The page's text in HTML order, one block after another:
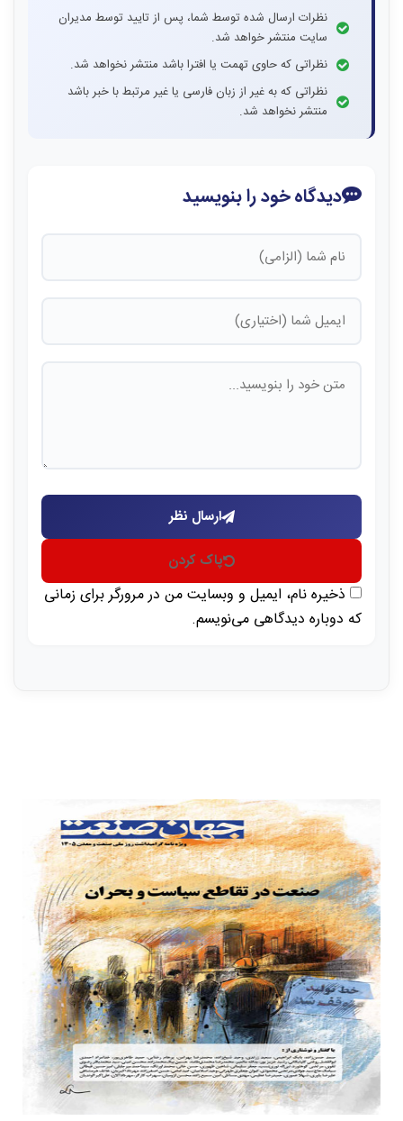
نظرات ارسال شده توسط شما، پس از تایید توسط مدیران
سایت منتشر خواهد شد.
نظراتی که حاوی تهمت یا افترا باشد منتشر نخواهد شد.
نظراتی که به غیر از زبان فارسی یا غیر مرتبط با خبر باشد
منتشر نخواهد شد.
دیدگاه خود را بنویسید
ارسال نظر
پاک کردن
ذخیره نام، ایمیل و وبسایت من در مرورگر برای زمانی
که دوباره دیدگاهی می‌نویسم.